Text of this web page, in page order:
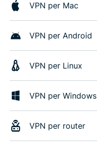
VPN per Mac
VPN per Android
VPN per Linux
VPN per Windows
VPN per router